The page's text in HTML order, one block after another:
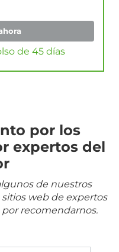
de 45 días
por los
expertos del
de nuestros
sitios web de expertos
recomendarnos.